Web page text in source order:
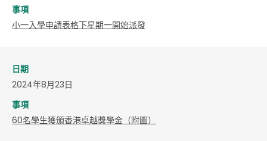
事項
小一入學申請表格下星期一開始派發
日期
2024年8月23日
事項
60名學生獲頒香港卓越獎學金（附圖）